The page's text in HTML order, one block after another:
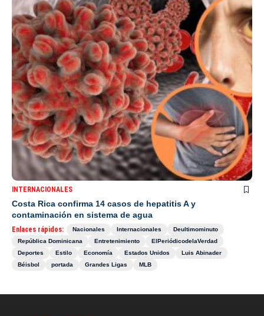
INTERNACIONALES
Costa Rica confirma 14 casos de hepatitis A y
contaminación en sistema de agua
Enlaces rápidos: Nacionales Internacionales
Deultimominuto
República Dominicana
Entretenimiento
ElPeriódicodelaVerdad
Deportes
Estilo Economía Estados Unidos
Luis Abinader
Béisbol
portada Grandes Ligas MLB